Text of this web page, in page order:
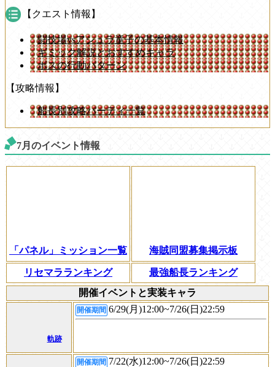
【クエスト情報】
闘技場vsアシュラ童子の基本情報
ギミック解説とおすすめキャラ
ボスの行動パターン
【攻略情報】
船長別攻略パーティ一覧
7月のイベント情報
「パネル」ミッション一覧 海賊同盟募集掲示板
リセマラランキング
最強船長ランキング
開催イベントと実装キャラ
軌跡
開催期間 6/29(月)12:00~7/26(日)22:59
開催期間 7/22(水)12:00~7/26(日)22:59